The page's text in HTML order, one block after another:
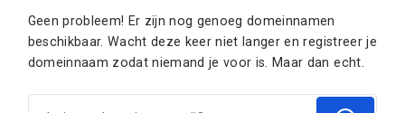
Geen probleem! Er zijn nog genoeg domeinnamen
beschikbaar. Wacht deze keer niet langer en registreer je
domeinnaam zodat niemand je voor is. Maar dan echt.